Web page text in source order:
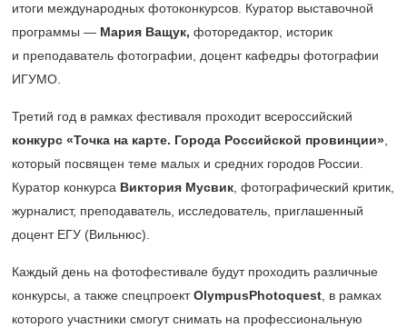
итоги международных фотоконкурсов. Куратор выставочной
программы — Мария Ващук, фоторедактор, историк
и преподаватель фотографии, доцент кафедры фотографии
ИГУМО.
Третий год в рамках фестиваля проходит всероссийский
конкурс «Точка на карте. Города Российской провинции»,
который посвящен теме малых и средних городов России.
Куратор конкурса Виктория Мусвик, фотографический критик,
журналист, преподаватель, исследователь, приглашенный
доцент ЕГУ (Вильнюс).
Каждый день на фотофестивале будут проходить различные
конкурсы, а также спецпроектOlympusPhotoquest, в рамках
которого участники смогут снимать на профессиональную